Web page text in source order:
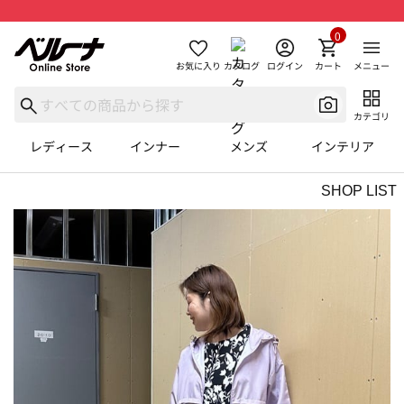
お気に入り カタログ ログイン カート
0
メニュー
カテゴリ
レディース インナー メンズ インテリア
SHOP LIST